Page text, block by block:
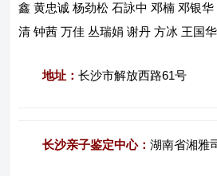
鑫 黄忠诚 杨劲松 石詠中 邓楠 邓银
清 钟茜 万佳 丛瑞娟 谢丹 方冰 王国
地址：长沙市解放西路61号
长沙亲子鉴定中心：湖南省湘雅